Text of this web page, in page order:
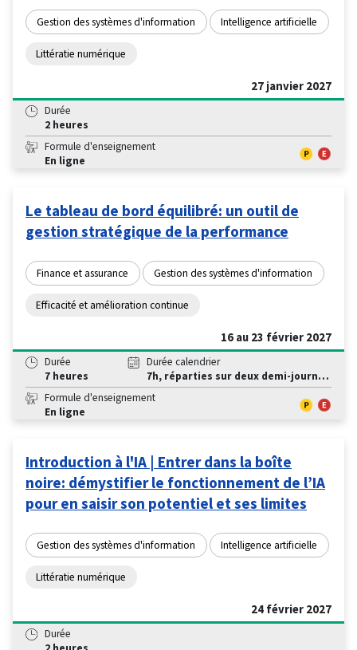
Gestion des systèmes d'information Intelligence artificielle
Littératie numérique
27 janvier 2027
Durée
2 heures
Formule d'enseignement
En ligne
Le tableau de bord équilibré: un outil de
gestion stratégique de la performance
Finance et assurance Gestion des systèmes d'information
Efficacité et amélioration continue
16 au 23 février 2027
Durée
7 heures
Durée calendrier
7h, réparties sur deux demi-journées.
Formule d'enseignement
En ligne
Introduction à l'IA | Entrer dans la boîte
noire: démystifier le fonctionnement de l’IA
pour en saisir son potentiel et ses limites
Gestion des systèmes d'information Intelligence artificielle
Littératie numérique
24 février 2027
Durée